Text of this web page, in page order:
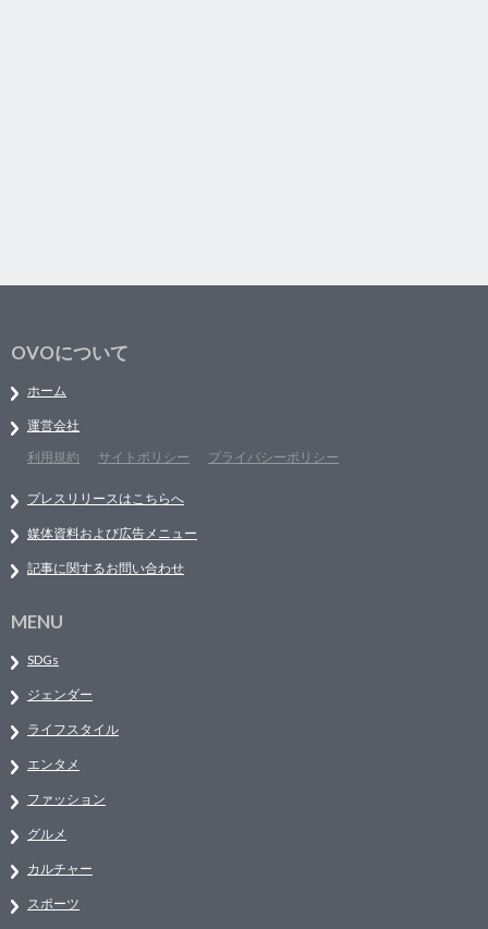
OVOについて
ホーム
運営会社
利用規約
サイトポリシー プライバシーポリシー
プレスリリースはこちらへ
媒体資料および広告メニュー
記事に関するお問い合わせ
MENU
SDGs
ジェンダー
ライフスタイル
エンタメ
ファッション
グルメ
カルチャー
スポーツ